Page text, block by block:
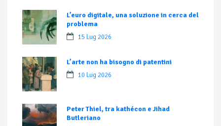
L’euro digitale, una soluzione in cerca del
problema
15 Lug 2026
L’arte non ha bisogno di patentini
10 Lug 2026
Peter Thiel, tra kathécon e Jihad
Butleriano